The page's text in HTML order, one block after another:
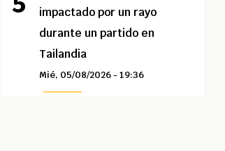
impactado por un rayo
durante un partido en
Tailandia
Mié, 05/08/2026 - 19:36